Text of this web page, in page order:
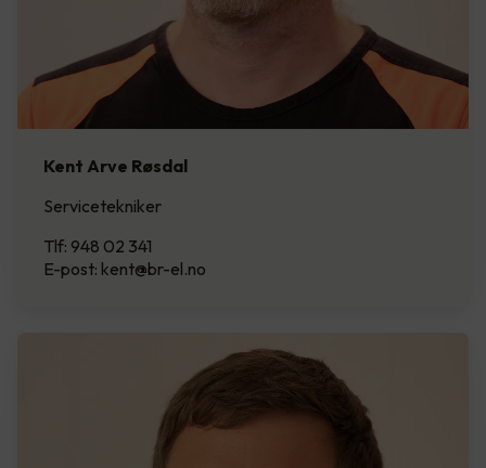
Kent Arve Røsdal
Servicetekniker
Tlf: 948 02 341
E-post: kent@br-el.no